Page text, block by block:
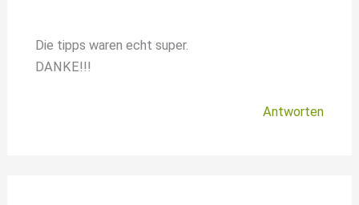
Die tipps waren echt super.
DANKE!!!
Antworten